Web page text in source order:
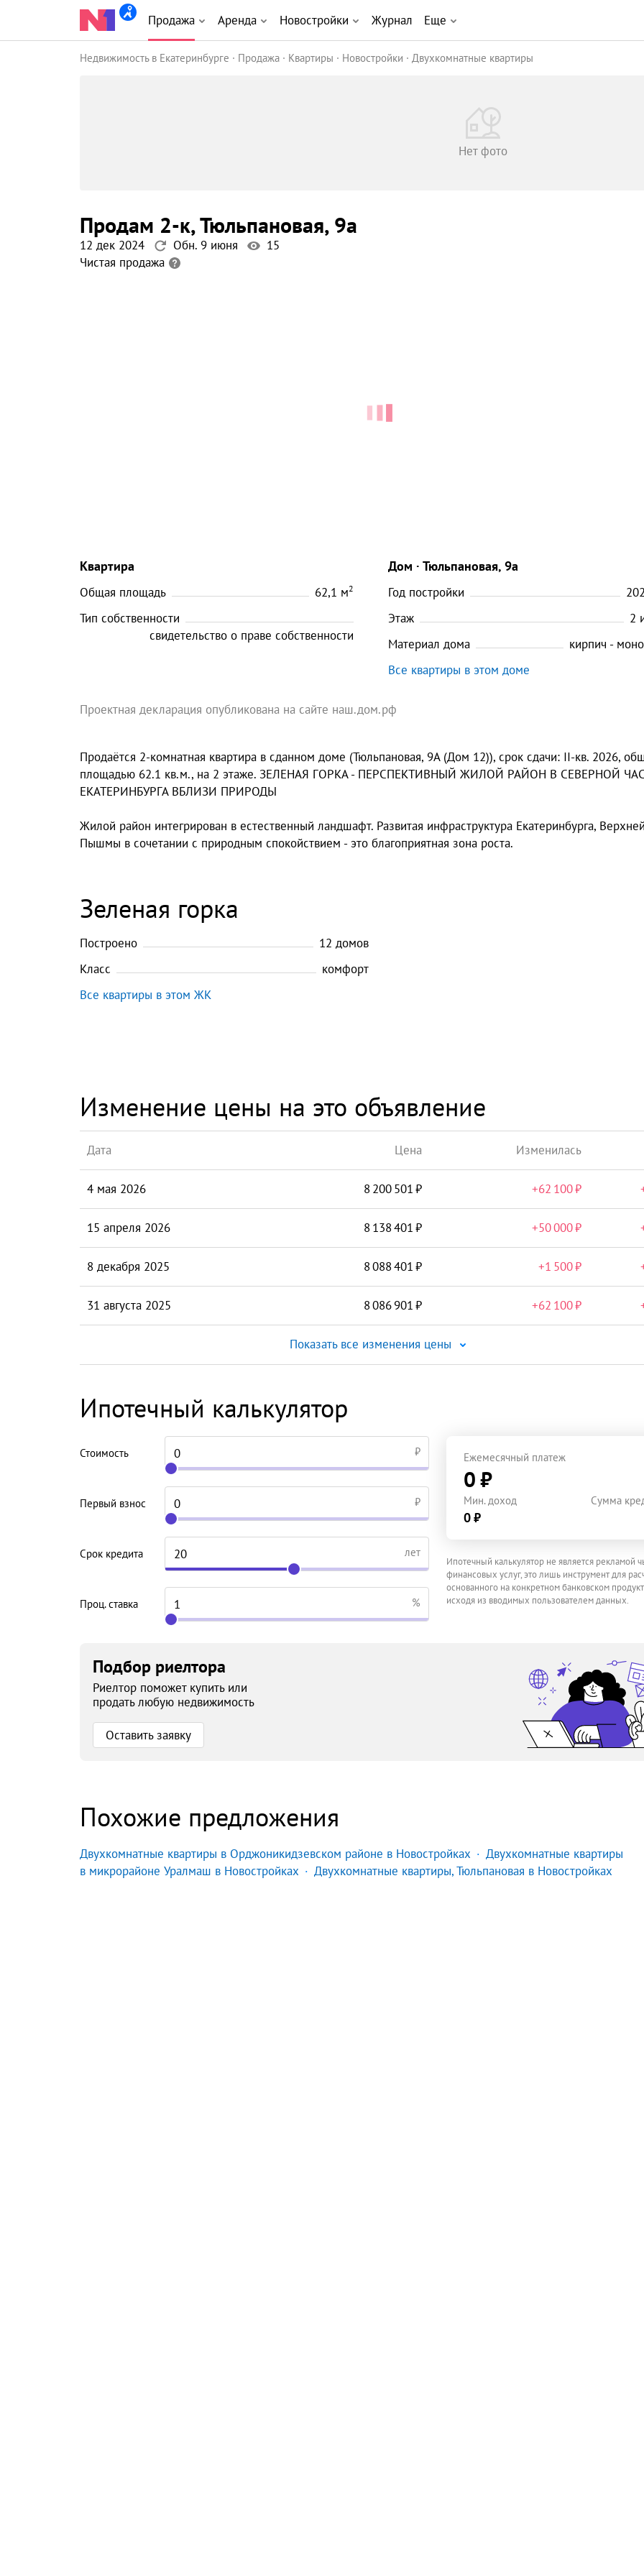
Продажа Аренда Новостройки Журнал Еще
Недвижимость в Екатеринбурге Продажа Квартиры Новостройки Двухкомнатные квартиры
Нет фото
продам 2-к, Тюльпановая, 9а
12 дек 2024 Обн. 9 июня 15
Чистая продажа
Квартира
Общая площадь 62,1 м2
Тип собственности
свидетельство о праве собственности
Дом Тюльпановая, 9а
Год постройки
Этаж
2
Материал дома
кирпич -
Все квартиры в этом доме
Проектная декларация опубликована на сайте наш.дом.рф
Продаётся 2-комнатная квартира в сданном доме (Тюльпановая, 9А (Дом 12)), срок сдачи: II-кв. 2026,
площадью 62.1 кв.м., на 2 этаже. ЗЕЛЕНАЯ ГОРКА - ПЕРСПЕКТИВНЫЙ ЖИЛОЙ РАЙОН В СЕВЕРНОЙ
ЕКАТЕРИНБУРГА ВБЛИЗИ ПРИРОДЫ
Жилой район интегрирован в естественный ландшафт. Развитая инфраструктура Екатеринбурга, Верхней
Пышмы в сочетании с природным спокойствием - это благоприятная зона роста.
Зеленая горка
Построено 12 домов
Класс
комфорт
Все квартиры в этом ЖК
Изменение цены на это объявление
Дата Цена Изменилась
4 мая 2026 8 200 501 +62 100
15 апреля 2026 8 138 401 +50 000
8 декабря 2025 8 088 401 +1 500
31 августа 2025 8 086 901 +62 100
Показать все изменения цены
Ипотечный калькулятор
Стоимость ₽
Первый взнос ₽
Срок кредита лет
Проц. ставка %
Ежемесячный платеж
0 ₽
Мин. доход
0 ₽
Сумма
Ипотечный калькулятор не является рекламой
финансовых услуг, это лишь инструмент для
основанного на конкретном банковском
исходя из вводимых пользователем данных.
Подбор риелтора
Риелтор поможет купить или
продать любую недвижимость
Оставить заявку
Похожие предложения
Двухкомнатные квартиры в Орджоникидзевском районе в Новостройках
Двухкомнатные квартиры
в микрорайоне Уралмаш в Новостройках
Двухкомнатные квартиры, Тюльпановая в Новостройках